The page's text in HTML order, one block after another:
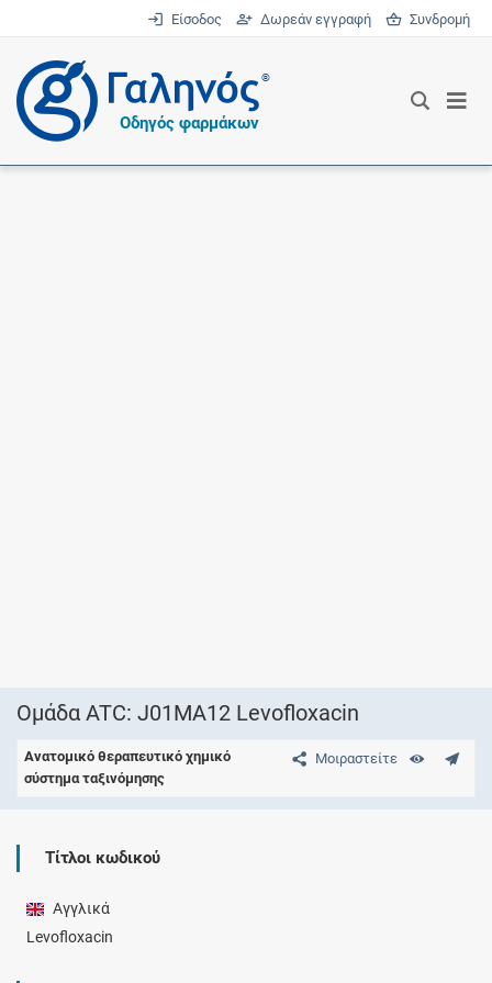
Είσοδος Δωρεάν εγγραφή Συνδρομή
®
Οδηγός φαρμάκων
Ομάδα ATC: J01MA12 Levofloxacin
Μοιραστείτε
Ανατομικό θεραπευτικό χημικό
σύστημα ταξινόμησης
Τίτλοι κωδικού
Αγγλικά
Levofloxacin